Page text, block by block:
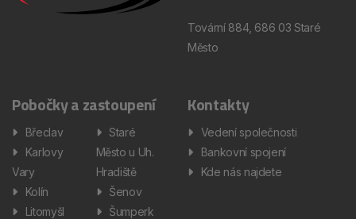
Tovární 884, 686 03 Staré
Město
Pobočky a zastoupení
Břeclav
Karlovy
Vary
Kolín
Litomyšl
Staré
Město u Uh.
Hradiště
Šenov
Šumperk
Kontakty
Vedení společnosti
Bankovní spojení
Kde nás najdete